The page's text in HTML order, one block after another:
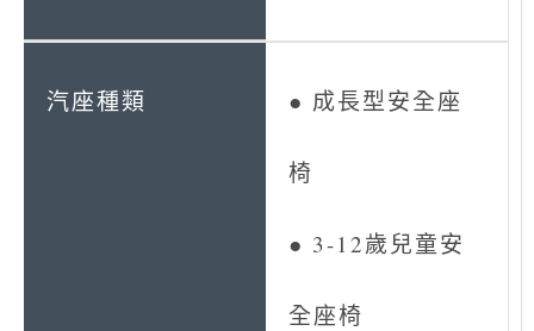
● 成長型安全座
椅
● 3-12歲兒童安
全座椅